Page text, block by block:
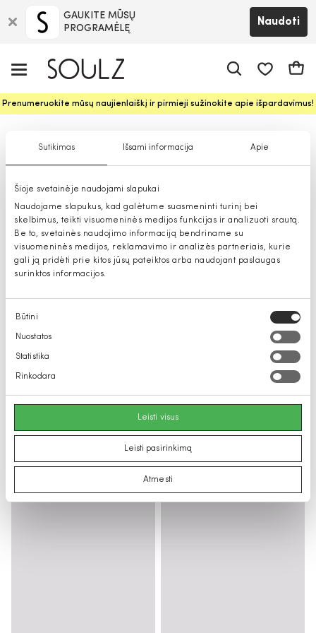
Sutikimas Išsami informacija Apie
Šioje svetainėje naudojami slapukai
Naudojame slapukus, kad galėtume suasmeninti turinį bei
skelbimus, teikti visuomeninės medijos funkcijas ir analizuoti srautą.
Be to, svetainės naudojimo informaciją bendriname su
visuomeninės medijos, reklamavimo ir analizės partneriais, kurie
gali ją pridėti prie kitos jūsų pateiktos arba naudojant paslaugas
surinktos informacijos.
Sutikimo
pasirinkimas
Būtini
Nuostatos
Statistika
Rinkodara
Leisti visus
Leisti pasirinkimą
Atmesti
GAUKITE MŪSŲ
PROGRAMĖLĘ
Naudoti
Prenumeruokite mūsų naujienlaiškį ir pirmieji sužinokite apie išpardavimus!
Miego apranga mergaitėms